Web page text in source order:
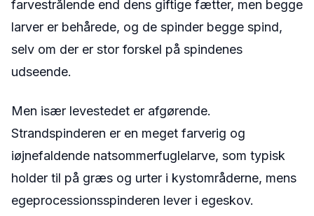
farvestrålende end dens giftige fætter, men begge
larver er behårede, og de spinder begge spind,
selv om der er stor forskel på spindenes
udseende.
Men især levestedet er afgørende.
Strandspinderen er en meget farverig og
iøjnefaldende natsommerfuglelarve, som typisk
holder til på græs og urter i kystområderne, mens
egeprocessionsspinderen lever i egeskov.